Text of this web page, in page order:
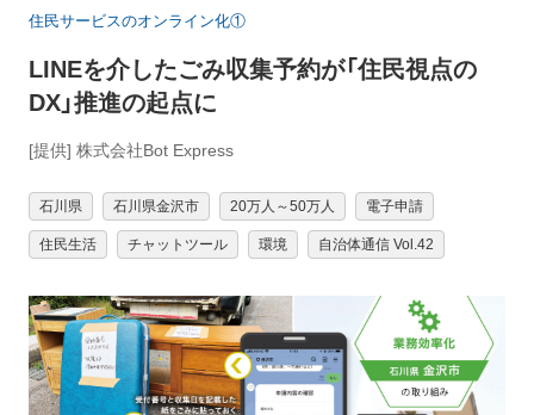
住民サービスのオンライン化①
LINEを介したごみ収集予約が「住民視点の
DX」推進の起点に
[提供] 株式会社Bot Express
石川県 石川県金沢市 20万人～50万人 電子申請
住民生活 チャットツール 環境 自治体通信 Vol.42